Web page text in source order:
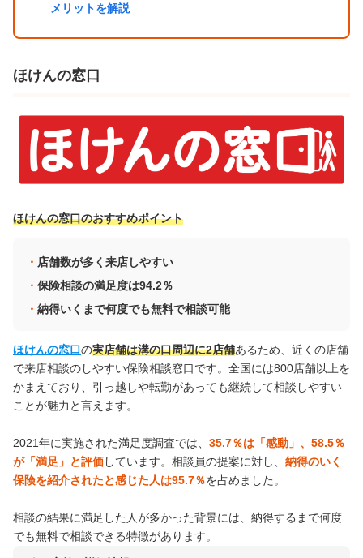
メリットを解説
ほけんの窓口
ほけんの窓口のおすすめポイント
店舗数が多く来店しやすい
保険相談の満足度は94.2％
納得いくまで何度でも無料で相談可能
ほけんの窓口の実店舗は溝の口周辺に2店舗あるため、近くの店舗
で来店相談のしやすい保険相談窓口です。全国には800店舗以上を
かまえており、引っ越しや転勤があっても継続して相談しやすい
ことが魅力と言えます。
2021年に実施された満足度調査では、 35.7％は「感動」、58.5％
が「満足」と評価しています。相談員の提案に対し、 納得のいく
保険を紹介されたと感じた人は95.7％を占めました。
相談の結果に満足した人が多かった背景には、納得するまで何度
でも無料で相談できる特徴があります。